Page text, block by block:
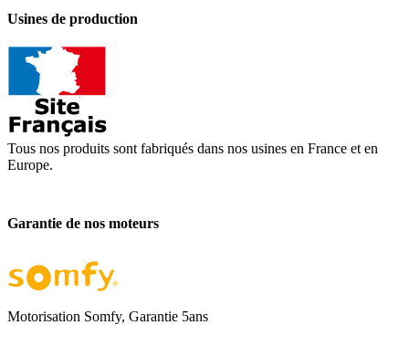
Usines de production
Tous nos produits sont fabriqués dans nos usines en France et en
Europe.
Garantie de nos moteurs
Motorisation Somfy, Garantie 5ans